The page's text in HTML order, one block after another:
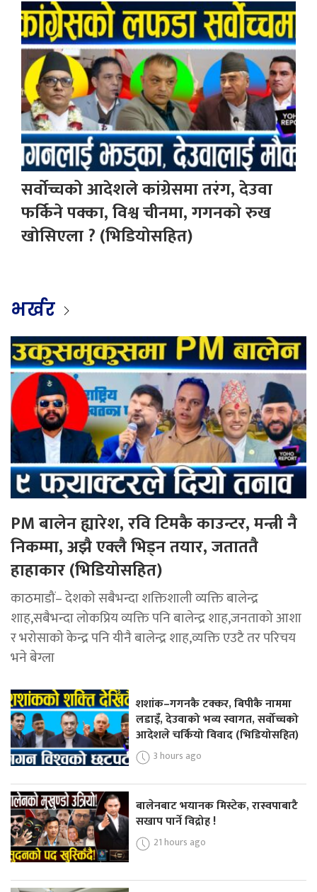
सर्वोच्चको आदेशले कांग्रेसमा तरंग, देउवा
फर्किने पक्का, विश्व चीनमा, गगनको रुख
खोसिएला ? (भिडियोसहित)
भर्खर
PM बालेन ह्यारेश, रवि टिमकै काउन्टर, मन्त्री नै
निकम्मा, अझै एक्लै भिड्न तयार, जताततै
हाहाकार (भिडियोसहित)
काठमाडौं– देशको सबैभन्दा शक्तिशाली व्यक्ति बालेन्द्र
शाह,सबैभन्दा लोकप्रिय व्यक्ति पनि बालेन्द्र शाह,जनताको आशा
र भरोसाको केन्द्र पनि यीनै बालेन्द्र शाह,व्यक्ति एउटै तर परिचय
भने बेग्ला
शशांक–गगनकै टक्कर, बिपीकै नाममा
लडाइँ, देउवाको भव्य स्वागत, सर्वोच्चको
आदेशले चर्कियो विवाद (भिडियोसहित)
3 hours ago
बालेनबाट भयानक मिस्टेक, रास्वपाबाटै
सखाप पार्ने विद्रोह !
21 hours ago